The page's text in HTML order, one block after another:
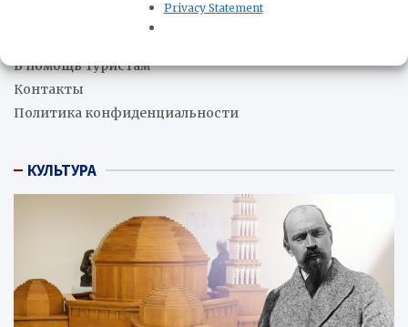
Privacy Statement
В помощь туристам
Контакты
Политика конфиденциальности
КУЛЬТУРА